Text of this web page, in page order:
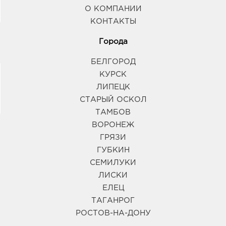
347933, Ростовская область, г.о. город Таганрог, г
Таганрог, ул Сызранова, Здание 11
График работы:10:00 - 21:00
392036, Тамбовская обл, г Тамбов, ул
Пролетарская, д. 172/38
О КОМПАНИИ
КОНТАКТЫ
Города
БЕЛГОРОД
КУРСК
ЛИПЕЦК
СТАРЫЙ ОСКОЛ
ТАМБОВ
ВОРОНЕЖ
ГРЯЗИ
ГУБКИН
СЕМИЛУКИ
ЛИСКИ
ЕЛЕЦ
ТАГАНРОГ
РОСТОВ-НА-ДОНУ